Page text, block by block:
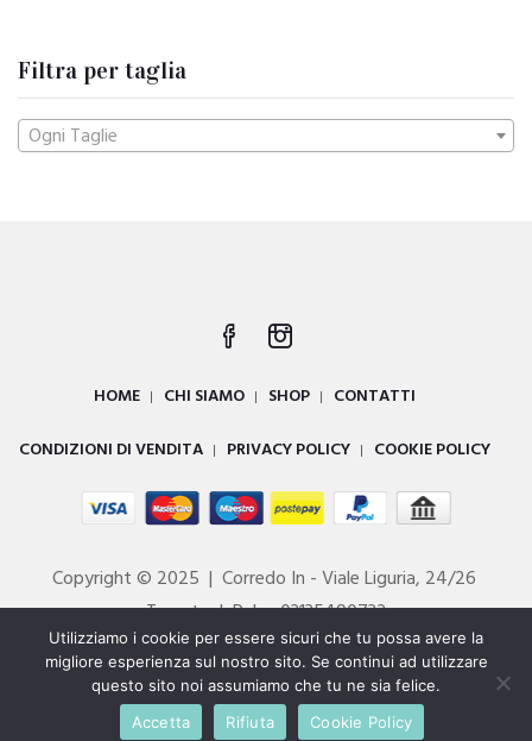
Filtra per taglia
Ogni Taglie
HOME CHI SIAMO SHOP
CONTATTI
CONDIZIONI DI VENDITA
PRIVACY POLICY COOKIE POLICY
Copyright © 2025 | Corredo In - Viale Liguria, 24/26
Taranto | P. Iva 03135490732
Powered byDIGITALL
Utilizziamo i cookie per essere sicuri che tu possa avere la
migliore esperienza sul nostro sito. Se continui ad utilizzare
questo sito noi assumiamo che tu ne sia felice.
Accetta
Rifiuta Cookie Policy